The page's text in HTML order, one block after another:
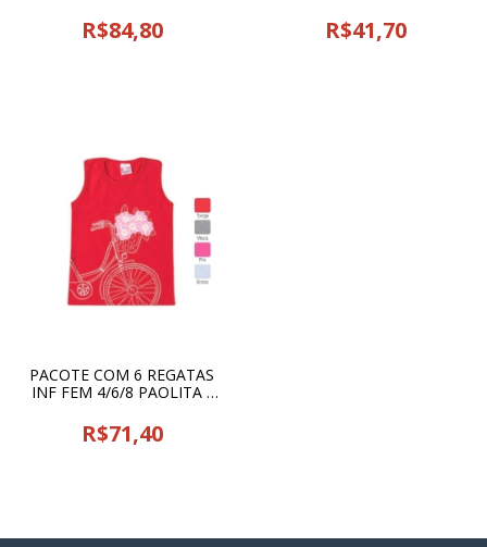
R$84,80 R$41,70
PACOTE COM 6 REGATAS
INF FEM 4/6/8 PAOLITA -
R$71,40